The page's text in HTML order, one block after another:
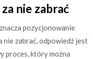
nie zabrać
pozycjonowanie
nie zabrać, odpowiedź jest
proces, który można